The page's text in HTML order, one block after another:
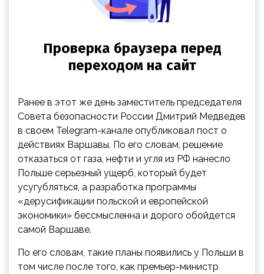
Ранее в этот же день заместитель председателя
Совета безопасности России Дмитрий Медведев
в своем Telegram-канале опубликовал пост о
действиях Варшавы. По его словам, решение
отказаться от газа, нефти и угля из РФ нанесло
Польше серьезный ущерб, который будет
усугубляться, а разработка программы
«дерусификации польской и европейской
экономики» бессмысленна и дорого обойдется
самой Варшаве.
По его словам, такие планы появились у Польши в
том числе после того, как премьер-министр